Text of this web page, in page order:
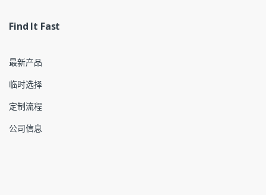
Find It Fast
最新产品
临时选择
定制流程
公司信息